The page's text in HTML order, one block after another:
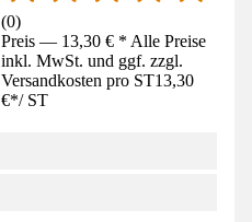
(0)
Preis — 13,30 € * Alle Preise
inkl. MwSt. und ggf. zzgl.
Versandkosten pro ST13,30
€*/ ST